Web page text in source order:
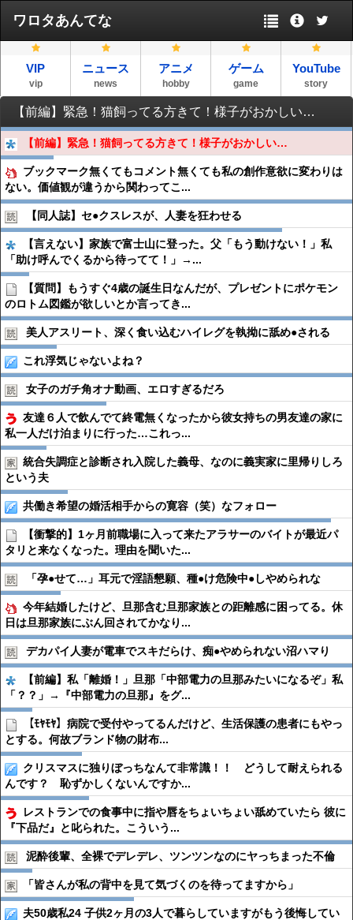
ワロタあんてな
VIP
vip
ニュース
news
アニメ
hobby
ゲーム
game
YouTube
story
【前編】緊急！猫飼ってる方きて！様子がおかしい…
【前編】緊急！猫飼ってる方きて！様子がおかしい…
ブックマーク無くてもコメント無くても私の創作意欲に変わりは
ない。価値観が違うから関わってこ...
【同人誌】セ●︎クスレスが、人妻を狂わせる
【言えない】家族で富士山に登った。父「もう動けない！」私
「助け呼んでくるから待ってて！」→...
【質問】もうすぐ4歳の誕生日なんだが、プレゼントにポケモン
のロトム図鑑が欲しいとか言ってき...
美人アスリート、深く食い込むハイレグを執拗に舐め●︎される
これ浮気じゃないよね？
女子のガチ角オナ動画、エロすぎるだろ
友達６人で飲んでて終電無くなったから彼女持ちの男友達の家に
私一人だけ泊まりに行った…これっ...
統合失調症と診断され入院した義母、なのに義実家に里帰りしろ
という夫
共働き希望の婚活相手からの寛容（笑）なフォロー
【衝撃的】1ヶ月前職場に入って来たアラサーのバイトが最近パ
タリと来なくなった。理由を聞いた...
「孕●︎せて…」耳元で淫語懇願、種●︎け危険中●︎しやめられな
今年結婚したけど、旦那含む旦那家族との距離感に困ってる。休
日は旦那家族にぶん回されてかなり...
デカパイ人妻が電車でスキだらけ、痴●︎やめられない沼ハマり
【前編】私「離婚！」旦那「中部電力の旦那みたいになるぞ」私
「？？」→『中部電力の旦那』をグ...
【ﾓﾔﾓﾔ】病院で受付やってるんだけど、生活保護の患者にもやっ
とする。何故ブランド物の財布...
クリスマスに独りぼっちなんて非常識！！ どうして耐えられる
んです？ 恥ずかしくないんですか...
レストランでの食事中に指や唇をちょいちょい舐めていたら 彼に
『下品だ』と叱られた。こういう...
泥酔後輩、全裸でデレデレ、ツンツンなのにヤっちまった不倫
「皆さんが私の背中を見て気づくのを待ってますから」
夫50歳私24 子供2ヶ月の3人で暮らしていますがもう後悔してい